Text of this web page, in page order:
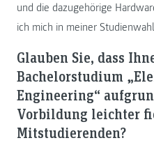
und die dazugehörige
ich mich in meiner
Glauben Sie, dass
Bachelorstudium
Engineering“
Vorbildung leichter
Mitstudierenden?